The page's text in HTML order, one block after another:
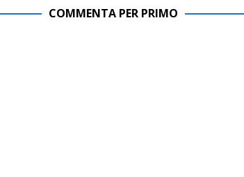
COMMENTA PER PRIMO